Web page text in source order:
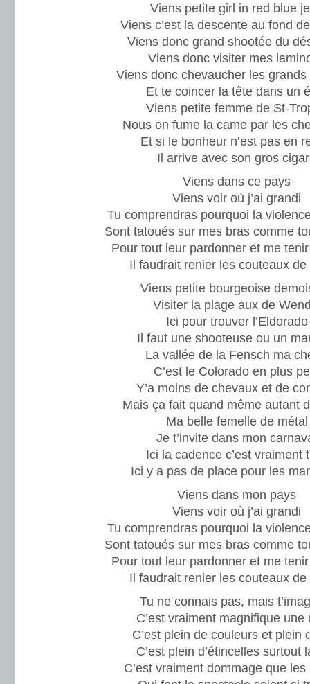
Viens petite girl in red blue
Viens c’est la descente au fond
Viens donc grand shootée du
Viens donc visiter mes
Viens donc chevaucher les grands
Et te coincer la tête dans un
Viens petite femme de St-
Nous on fume la came par les
Et si le bonheur n’est pas en
Il arrive avec son gros
Viens dans ce pays
Viens voir où j’ai grandi
Tu comprendras pourquoi la
Sont tatoués sur mes bras comme
Pour tout leur pardonner et me
Il faudrait renier les couteaux de
Viens petite bourgeoise
Visiter la plage aux de
Ici pour trouver l’Eldorado
Il faut une shooteuse ou un
La vallée de la Fensch ma
C’est le Colorado en plus
Y’a moins de chevaux et de
Mais ça fait quand même autant
Ma belle femelle de métal
Je t’invite dans mon
Ici la cadence c’est vraiment
Ici y a pas de place pour les
Viens dans mon pays
Viens voir où j’ai grandi
Tu comprendras pourquoi la
Sont tatoués sur mes bras comme
Pour tout leur pardonner et me
Il faudrait renier les couteaux de
Tu ne connais pas, mais
C’est vraiment magnifique une
C’est plein de couleurs et plein
C’est plein d’étincelles surtout
C’est vraiment dommage que les